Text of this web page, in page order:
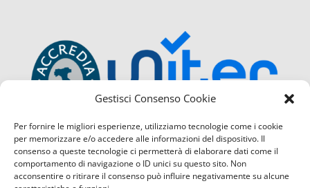
Gestisci Consenso Cookie
Per fornire le migliori esperienze, utilizziamo tecnologie come i cookie
per memorizzare e/o accedere alle informazioni del dispositivo. Il
consenso a queste tecnologie ci permetterà di elaborare dati come il
comportamento di navigazione o ID unici su questo sito. Non
acconsentire o ritirare il consenso può influire negativamente su alcune